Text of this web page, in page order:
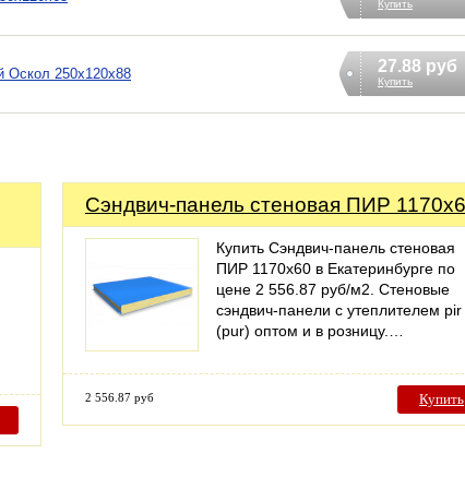
Купить
250х120х88 27.88 руб
Купить
Сэндвич-панель стеновая ПИР
Купить Сэндвич-панель стеновая
ПИР 1170x60 в Екатеринбурге по
цене 2 556.87 руб/м2. Стеновые
сэндвич-панели с утеплителем pir
(pur) оптом и в розницу.…
2 556.87 руб Купить